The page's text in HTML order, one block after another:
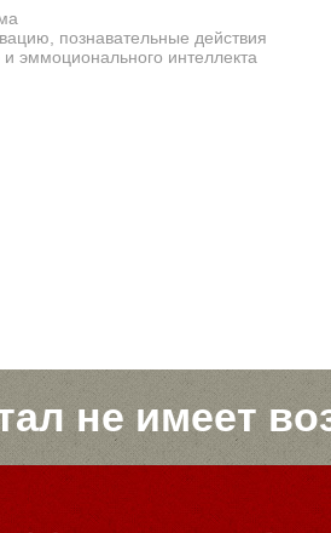
познавательные действия
и эммоционального интеллекта
не имеет